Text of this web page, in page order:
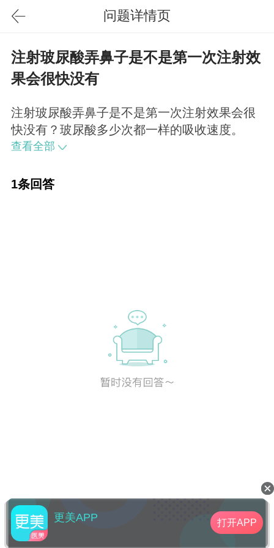
问题详情页
注射玻尿酸弄鼻子是不是第一次注射效
果会很快没有
注射玻尿酸弄鼻子是不是第一次注射效果会很
快没有？玻尿酸多少次都一样的吸收速度。
查看全部
1条回答
更美APP 打开APP